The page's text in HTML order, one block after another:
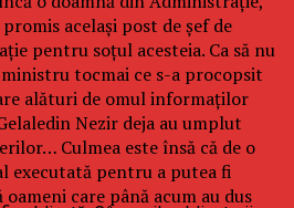
același post de șef de
pentru soțul acesteia. Ca să nu
tocmai ce s-a procopsit
alături de omul informaților
Nezir deja au umplut
Culmea este însă că de o
executată pentru a putea fi
care până acum au dus